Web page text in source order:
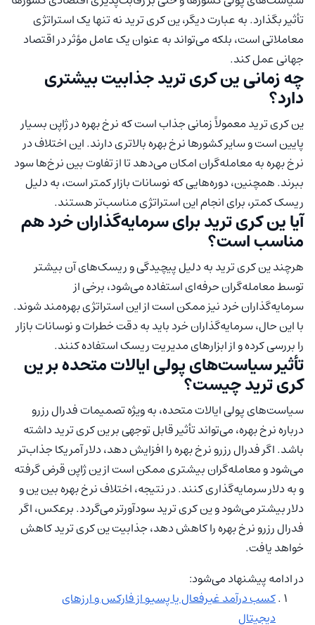
تأثیر بگذارد. به عبارت دیگر، ین کری ترید نه تنها یک استراتژی
معاملاتی است، بلکه می‌تواند به عنوان یک عامل مؤثر در اقتصاد
جهانی عمل کند.
چه زمانی ین کری ترید جذابیت بیشتری
دارد؟
ین کری ترید معمولاً زمانی جذاب است که نرخ بهره در ژاپن بسیار
پایین است و سایر کشورها نرخ بهره بالاتری دارند. این اختلاف در
نرخ بهره به معامله‌گران امکان می‌دهد تا از تفاوت بین نرخ‌ها سود
ببرند. همچنین، دوره‌هایی که نوسانات بازار کمتر است، به دلیل
ریسک کمتر، برای انجام این استراتژی مناسب‌تر هستند.
آیا ین کری ترید برای سرمایه‌گذاران خرد هم
مناسب است؟
هرچند ین کری ترید به دلیل پیچیدگی و ریسک‌های آن بیشتر
توسط معامله‌گران حرفه‌ای استفاده می‌شود، برخی از
سرمایه‌گذاران خرد نیز ممکن است از این استراتژی بهره‌مند شوند.
با این حال، سرمایه‌گذاران خرد باید به دقت خطرات و نوسانات بازار
را بررسی کرده و از ابزارهای مدیریت ریسک استفاده کنند.
تأثیر سیاست‌های پولی ایالات متحده بر ین
کری ترید چیست؟
سیاست‌های پولی ایالات متحده، به ویژه تصمیمات فدرال رزرو
درباره نرخ بهره، می‌تواند تأثیر قابل توجهی بر ین کری ترید داشته
باشد. اگر فدرال رزرو نرخ بهره را افزایش دهد، دلار آمریکا جذاب‌تر
می‌شود و معامله‌گران بیشتری ممکن است از ین ژاپن قرض گرفته
و به دلار سرمایه‌گذاری کنند. در نتیجه، اختلاف نرخ بهره بین ین و
دلار بیشتر می‌شود و ین کری ترید سودآورتر می‌گردد. برعکس، اگر
فدرال رزرو نرخ بهره را کاهش دهد، جذابیت ین کری ترید کاهش
خواهد یافت.
در ادامه پیشنهاد می‌شود:
کسب درآمد غیرفعال یا پسیو از فارکس و ارزهای
دیجیتال